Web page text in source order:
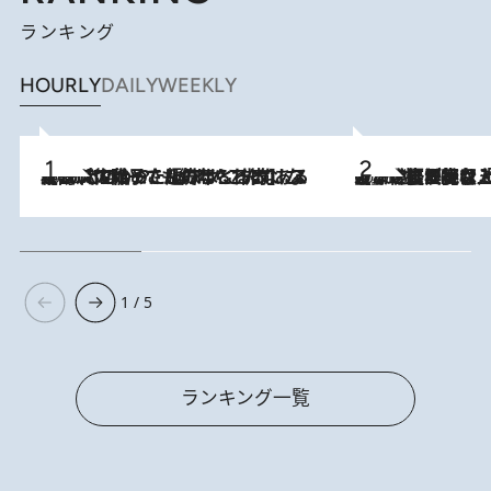
ランキング
HOURLYDAILYWEEKLY
2026.8.5
【阿川佐和子さんの年とる力】なぜ70代で始めた趣味は“こんなに楽しい”のか？ ピアノ、俳句…スランプに陥っても続けられる“ある秘訣”とは 2026.8.5
【なぜ吉沢亮は「気配を消せる」のか？】興行収入208億の『国宝』を経て挑むミュージカル『ディア・エヴァン・ハンセン』。トップ俳優が舞台上でさらけ出した“孤独”とは
1 / 5
ランキング一覧